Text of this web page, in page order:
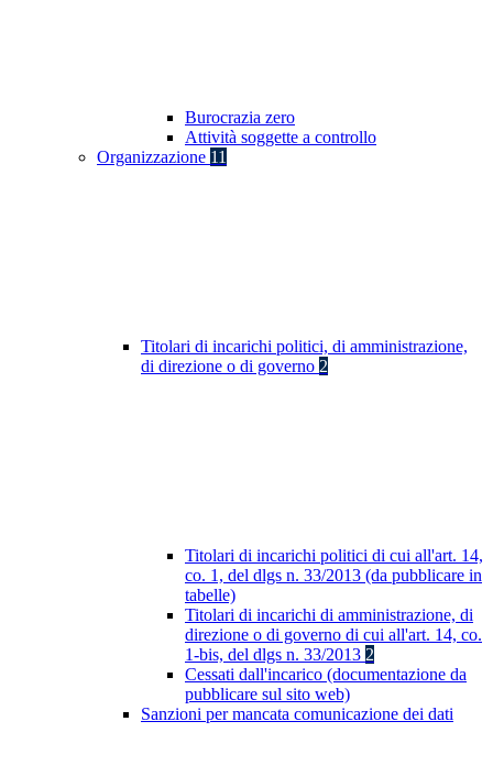
Burocrazia zero
Attività soggette a controllo
Organizzazione 11
Titolari di incarichi politici, di amministrazione,
di direzione o di governo 2
Titolari di incarichi politici di cui all'art. 14,
co. 1, del dlgs n. 33/2013 (da pubblicare in
tabelle)
Titolari di incarichi di amministrazione, di
direzione o di governo di cui all'art. 14, co.
1-bis, del dlgs n. 33/2013 2
Cessati dall'incarico (documentazione da
pubblicare sul sito web)
Sanzioni per mancata comunicazione dei dati